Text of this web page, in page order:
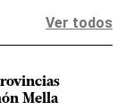
Ver todos
Mella